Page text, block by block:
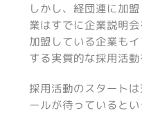
しかし、経団連に加
業はすでに企業説明会
加盟している企業も
する実質的な採用活動
採用活動のスタート
ールが待っているとい